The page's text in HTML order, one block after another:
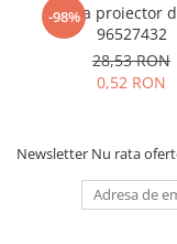
-98%
Rama proiector
96527432
28,53 RON
0,52 RON
Newsletter Nu rata